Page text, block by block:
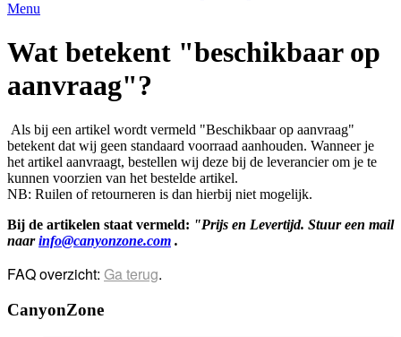
Menu
Wat betekent "beschikbaar op
aanvraag"?
Als bij een artikel wordt vermeld "Beschikbaar op aanvraag"
betekent dat wij geen standaard voorraad aanhouden. Wanneer je
het artikel aanvraagt, bestellen wij deze bij de leverancier om je te
kunnen voorzien van het bestelde artikel.
NB: Ruilen of retourneren is dan hierbij niet mogelijk.
Bij de artikelen staat vermeld: "Prijs en Levertijd. Stuur een mail
naarinfo@canyonzone.com .
FAQ overzicht: Ga terug.
CanyonZone